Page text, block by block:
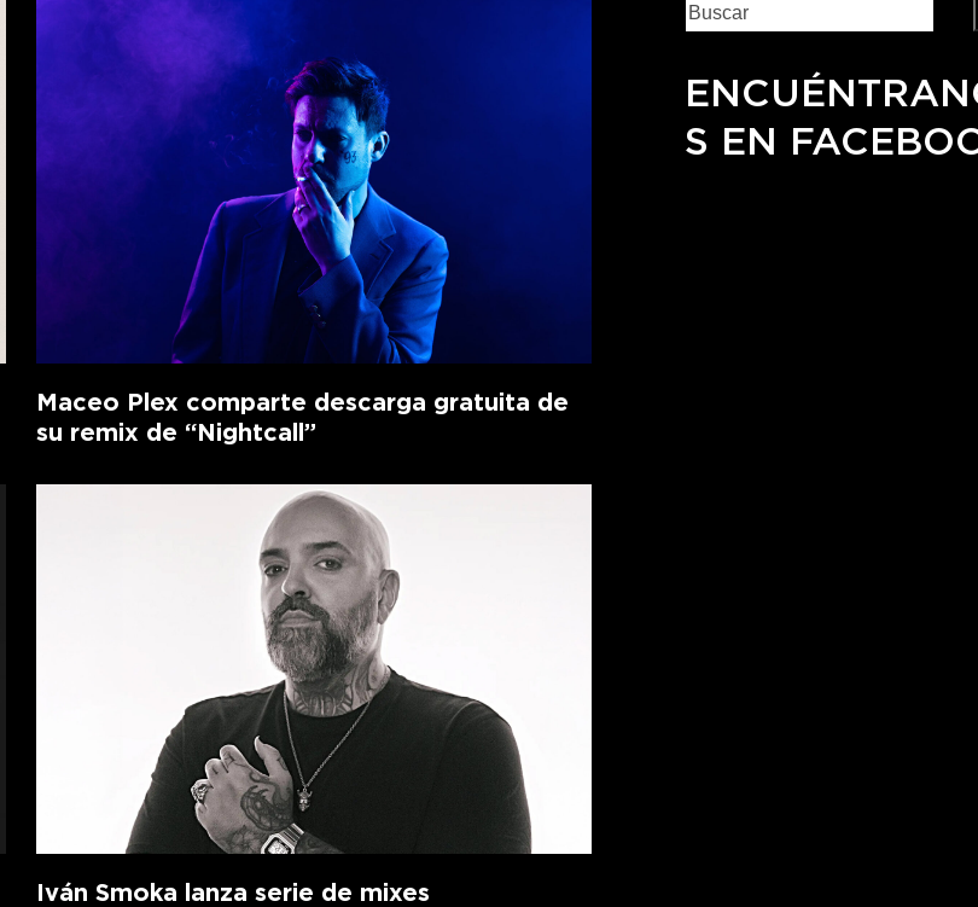
Maceo Plex comparte descarga gratuita de
su remix de “Nightcall”
Iván Smoka lanza serie de mixes
S EN